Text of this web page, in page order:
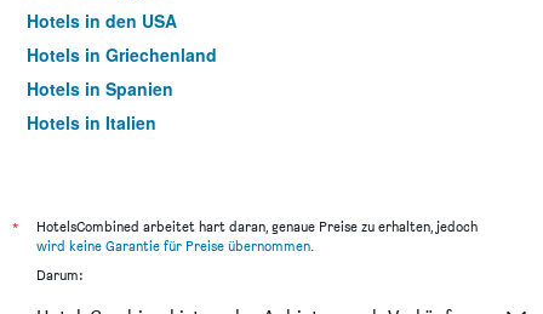
Hotels in den USA
Hotels in Griechenland
Hotels in Spanien
Hotels in Italien
*
HotelsCombined arbeitet hart daran, genaue Preise zu erhalten, jedoch
wird keine Garantie für Preise übernommen.
Darum: